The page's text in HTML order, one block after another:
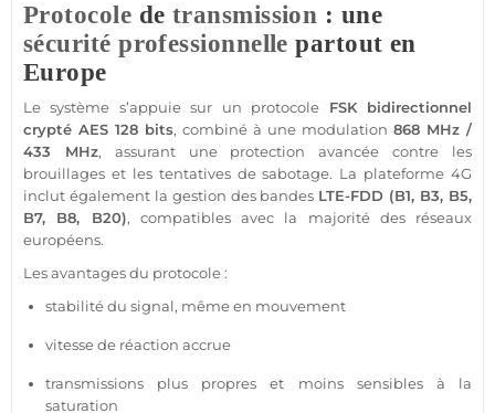
Protocole de transmission : une
sécurité professionnelle partout en
Europe
Lesystème s’appuie sur un protocole FSKbidirectionnel
crypté AES 128 bits, combiné à une modulation 868 MHz /
433 MHz, assurant une protection avancée contre les
brouillages et les tentatives de sabotage. La plateforme 4G
inclut également la gestion des bandes LTE-FDD (B1, B3, B5,
B7, B8, B20), compatiblesavec la majorité des réseaux
européens.
Les avantages du protocole:
stabilité du signal, même en mouvement
vitesse de réaction accrue
transmissions plus propres et moins sensibles à la
saturation